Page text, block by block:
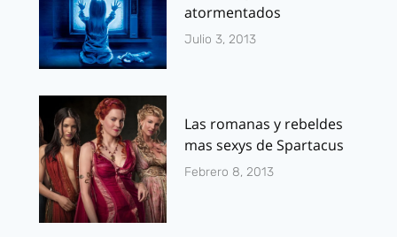
atormentados
Julio 3, 2013
Las romanas y rebeldes
mas sexys de Spartacus
Febrero 8, 2013